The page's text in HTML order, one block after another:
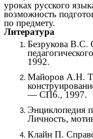
уроках русского
возможность
по предмету.
Литература
Безрукова В.С.
1992.
Майоров А.Н.
— СП6., 1997.
Энциклопедия
Личность,
Клайн П.